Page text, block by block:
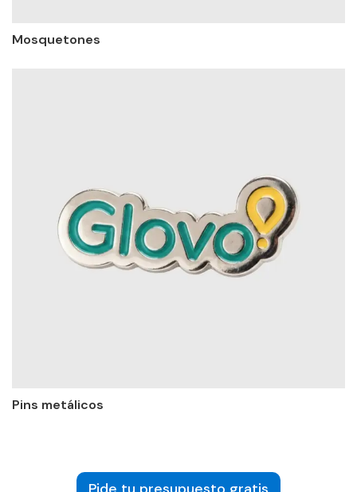
Mosquetones
Pins metálicos